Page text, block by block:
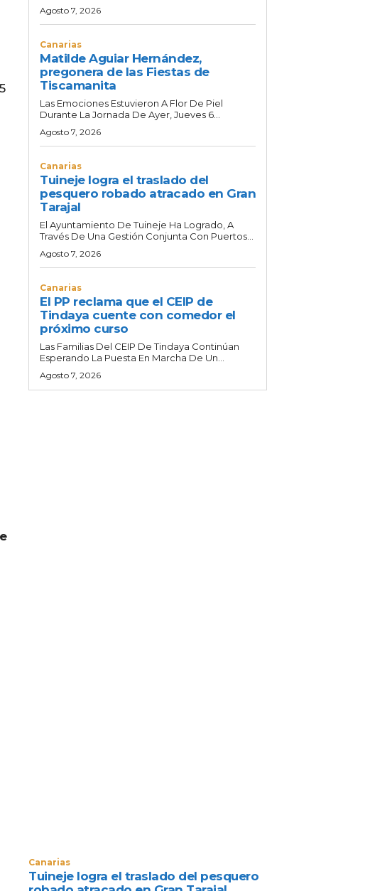
Agosto 7, 2026
Canarias
Matilde Aguiar Hernández,
pregonera de las Fiestas de
Tiscamanita
Las Emociones Estuvieron A Flor De Piel
Durante La Jornada De Ayer, Jueves 6...
Agosto 7, 2026
Canarias
Tuineje logra el traslado del
pesquero robado atracado en Gran
Tarajal
El Ayuntamiento De Tuineje Ha Logrado, A
Través De Una Gestión Conjunta Con Puertos...
Agosto 7, 2026
Canarias
El PP reclama que el CEIP de
Tindaya cuente con comedor el
próximo curso
Las Familias Del CEIP De Tindaya Continúan
Esperando La Puesta En Marcha De Un...
Agosto 7, 2026
Canarias
Tuineje logra el traslado del pesquero